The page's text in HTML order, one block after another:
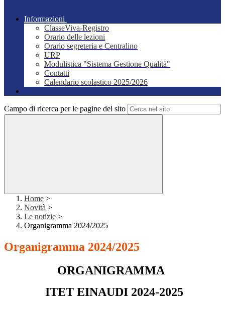
Informazioni
ClasseViva-Registro
Orario delle lezioni
Orario segreteria e Centralino
URP
Modulistica "Sistema Gestione Qualità"
Contatti
Calendario scolastico 2025/2026
Campo di ricerca per le pagine del sito
Home >
Novità >
Le notizie >
Organigramma 2024/2025
Organigramma 2024/2025
ORGANIGRAMMA
ITET EINAUDI 2024-2025